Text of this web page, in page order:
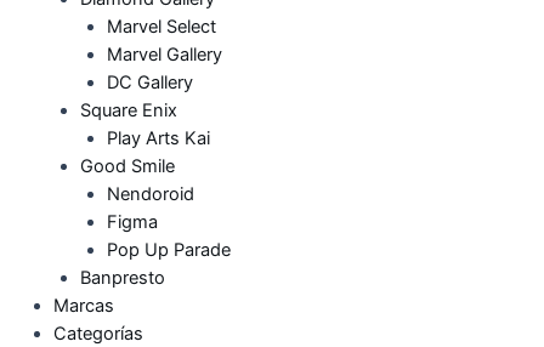
Marvel Select
Marvel Gallery
DC Gallery
Square Enix
Play Arts Kai
Good Smile
Nendoroid
Figma
Pop Up Parade
Banpresto
Marcas
Categorías